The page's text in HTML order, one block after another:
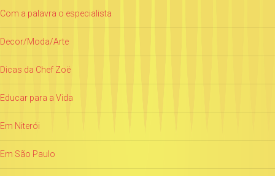
Com a palavra o especialista
Decor/Moda/Arte
Dicas da Chef Zoë
Educar para a Vida
Em Niterói
Em São Paulo